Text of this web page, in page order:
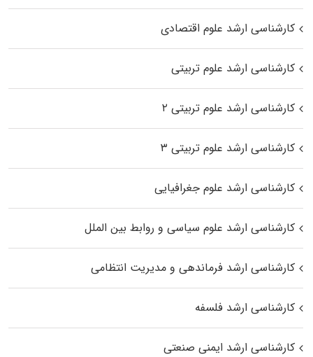
کارشناسی ارشد علوم اقتصادی
کارشناسی ارشد علوم تربیتی
کارشناسی ارشد علوم تربیتی ۲
کارشناسی ارشد علوم تربیتی ۳
کارشناسی ارشد علوم جغرافیایی
کارشناسی ارشد علوم سیاسی و روابط بین الملل
کارشناسی ارشد فرماندهی و مدیریت انتظامی
کارشناسی ارشد فلسفه
کارشناسی ارشد ایمنی صنعتی